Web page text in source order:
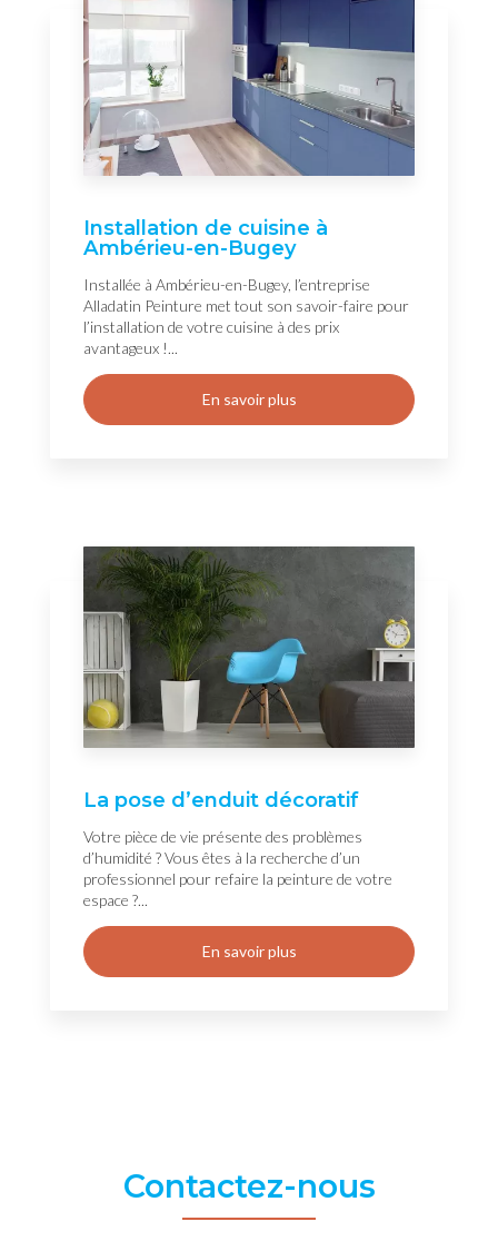
Installation de cuisine à
Ambérieu-en-Bugey
Installée à Ambérieu-en-Bugey, l’entreprise
Alladatin Peinture met tout son savoir-faire pour
l’installation de votre cuisine à des prix
avantageux !...
En savoir plus
La pose d’enduit décoratif
Votre pièce de vie présente des problèmes
d’humidité ? Vous êtes à la recherche d’un
professionnel pour refaire la peinture de votre
espace ?...
En savoir plus
Contactez-nous